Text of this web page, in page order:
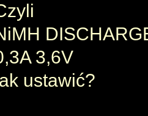
3,6V
ustawić?